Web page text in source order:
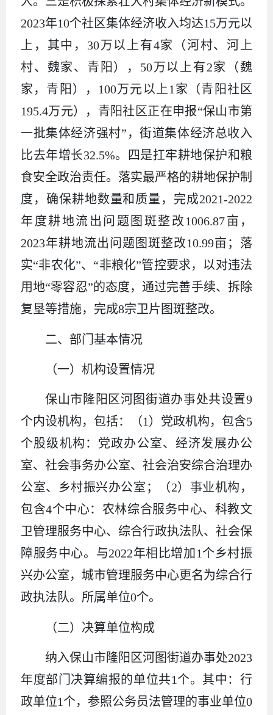
2023年10个社区集体经济收入均达15万元以
上，其中，30万以上有4家（河村、河上
村、魏家、青阳），50万以上有2家（魏
家，青阳），100万元以上1家（青阳社区
195.4万元），青阳社区正在申报“保山市第
一批集体经济强村”，街道集体经济总收入
比去年增长32.5%。四是扛牢耕地保护和粮
食安全政治责任。落实最严格的耕地保护制
度，确保耕地数量和质量，完成2021-2022
年度耕地流出问题图斑整改1006.87亩，
2023年耕地流出问题图斑整改10.99亩；落
实“非农化”、“非粮化”管控要求，以对违法
用地“零容忍”的态度，通过完善手续、拆除
复垦等措施，完成8宗卫片图斑整改。
二、部门基本情况
（一）机构设置情况
保山市隆阳区河图街道办事处共设置9
个内设机构，包括：（1）党政机构，包含5
个股级机构：党政办公室、经济发展办公
室、社会事务办公室、社会治安综合治理办
公室、乡村振兴办公室；（2）事业机构，
包含4个中心：农林综合服务中心、科教文
卫管理服务中心、综合行政执法队、社会保
障服务中心。与2022年相比增加1个乡村振
兴办公室，城市管理服务中心更名为综合行
政执法队。所属单位0个。
（二）决算单位构成
纳入保山市隆阳区河图街道办事处2023
年度部门决算编报的单位共1个。其中：行
政单位1个，参照公务员法管理的事业单位0